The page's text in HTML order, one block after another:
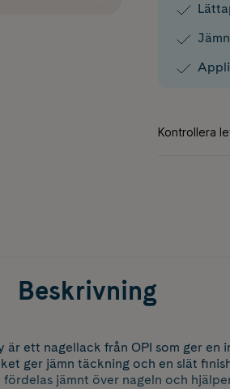
Beskrivning
är ett nagellack från OPI som ger en
ger jämn täckning och en slät
jämnt över nageln och